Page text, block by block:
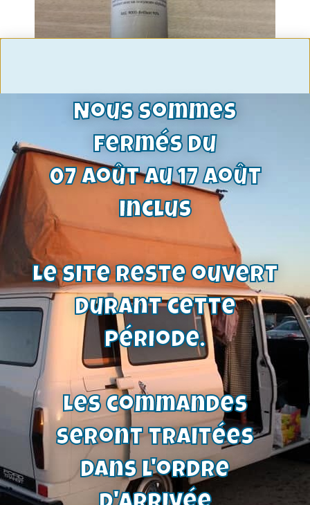
Bombe de peinture professionnelle
bi composant avec durcisseur —
qualité pistolet — couleur au choix
33,60€
Voir le produit
Nous sommes
fermés du
07 août au 17 août
inclus
Le site reste ouvert
durant cette
période.
Les commandes
seront traitées
dans l'ordre